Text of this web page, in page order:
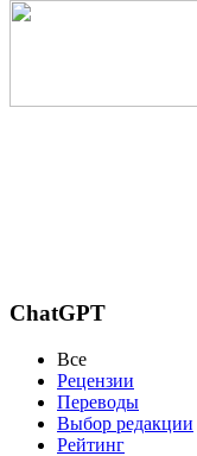
ChatGPT
Все
Рецензии
Переводы
Выбор редакции
Рейтинг